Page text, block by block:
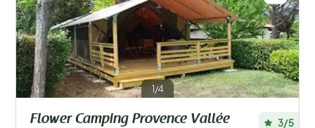
1/4
Flower Camping Provence Vallée 3/5